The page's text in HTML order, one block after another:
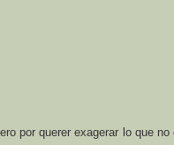
por querer exagerar lo que